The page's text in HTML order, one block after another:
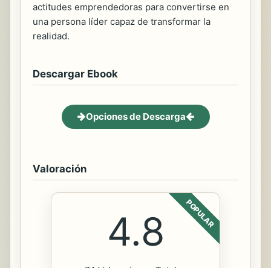
actitudes emprendedoras para convertirse en
una persona líder capaz de transformar la
realidad.
Descargar Ebook
Opciones de Descarga
Valoración
POPULAR
4.8